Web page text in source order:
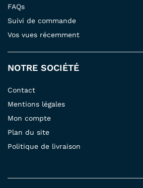
FAQs
Suivi de commande
Vos vues récemment
NOTRE SOCIÉTÉ
Contact
Mentions légales
Mon compte
Plan du site
Politique de livraison